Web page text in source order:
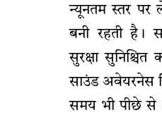
न्यूनतम स्तर पर
बनी रहती है।
सुरक्षा
साउंड अवेयरनेस
समय भी पीछे से